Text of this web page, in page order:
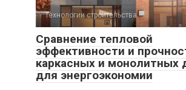
Технологии строительства
Сравнение тепловой
эффективности и
каркасных и монолитных
для энергоэкономии